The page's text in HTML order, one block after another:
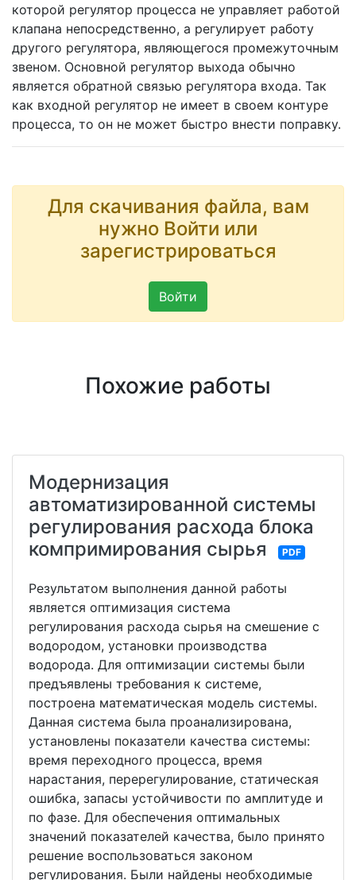
которой регулятор процесса не управляет работой
клапана непосредственно, а регулирует работу
другого регулятора, являющегося промежуточным
звеном. Основной регулятор выхода обычно
является обратной связью регулятора входа. Так
как входной регулятор не имеет в своем контуре
процесса, то он не может быстро внести поправку.
Для скачивания файла, вам
нужно Войти или
зарегистрироваться
Войти
Похожие работы
Модернизация
автоматизированной системы
регулирования расхода блока
компримирования сырья
PDF
Результатом выполнения данной работы
является оптимизация система
регулирования расхода сырья на смешение с
водородом, установки производства
водорода. Для оптимизации системы были
предъявлены требования к системе,
построена математическая модель системы.
Данная система была проанализирована,
установлены показатели качества системы:
время переходного процесса, время
нарастания, перерегулирование, статическая
ошибка, запасы устойчивости по амплитуде и
по фазе. Для обеспечения оптимальных
значений показателей качества, было принято
решение воспользоваться законом
регулирования. Были найдены необходимые